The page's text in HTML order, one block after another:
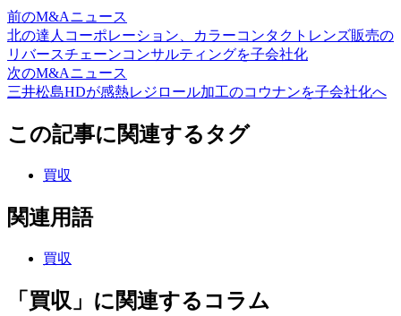
前のM&Aニュース
北の達人コーポレーション、カラーコンタクトレンズ販売の
リバースチェーンコンサルティングを子会社化
次のM&Aニュース
三井松島HDが感熱レジロール加工のコウナンを子会社化へ
この記事に関連するタグ
買収
関連用語
買収
「買収」に関連するコラム